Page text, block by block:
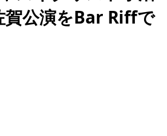
賀公演をBar Riffで